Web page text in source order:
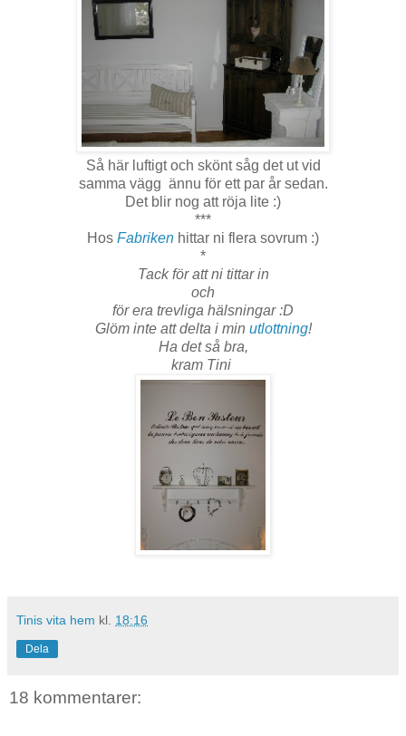
Så här luftigt och skönt såg det ut vid
samma vägg ännu för ett par år sedan.
Det blir nog att röja lite :)
***
Hos Fabriken hittar ni flera sovrum :)
*
Tack för att ni tittar in
och
för era trevliga hälsningar :D
Glöm inte att delta i min utlottning!
Ha det så bra,
kram Tini
Tinis vita hem kl. 18:16
Dela
18 kommentarer: